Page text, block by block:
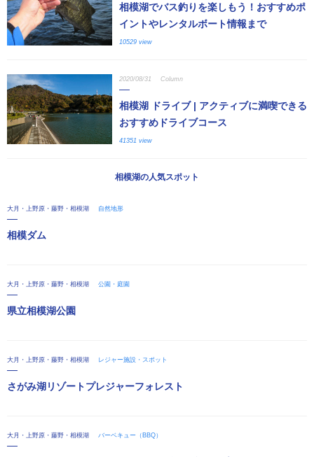
相模湖でバス釣りを楽しもう！おすすめポ
イントやレンタルボート情報まで
10529 view
2020/08/31 Column
相模湖 ドライブ | アクティブに満喫できる
おすすめドライブコース
41351 view
相模湖の人気スポット
大月・上野原・藤野・相模湖 自然地形
相模ダム
大月・上野原・藤野・相模湖 公園・庭園
県立相模湖公園
大月・上野原・藤野・相模湖 レジャー施設・スポット
さがみ湖リゾートプレジャーフォレスト
大月・上野原・藤野・相模湖 バーベキュー（BBQ）